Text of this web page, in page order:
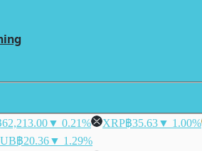
▼ 0.21% XRP฿35.63▼ 1.00%
฿20.36▼ 1.29%